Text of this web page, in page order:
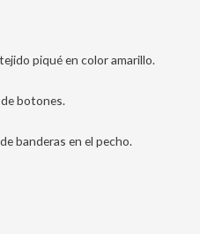
piqué en color amarillo.
botones.
banderas en el pecho.